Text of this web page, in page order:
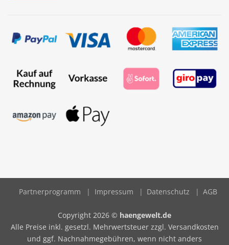
Partnerprogramm Impressum Datenschutz AGB
Copyright 2026 © haengewelt.de
Alle Preise inkl. gesetzl. Mehrwertsteuer zzgl. Versandkosten
und ggf. Nachnahmegebühren, wenn nicht anders